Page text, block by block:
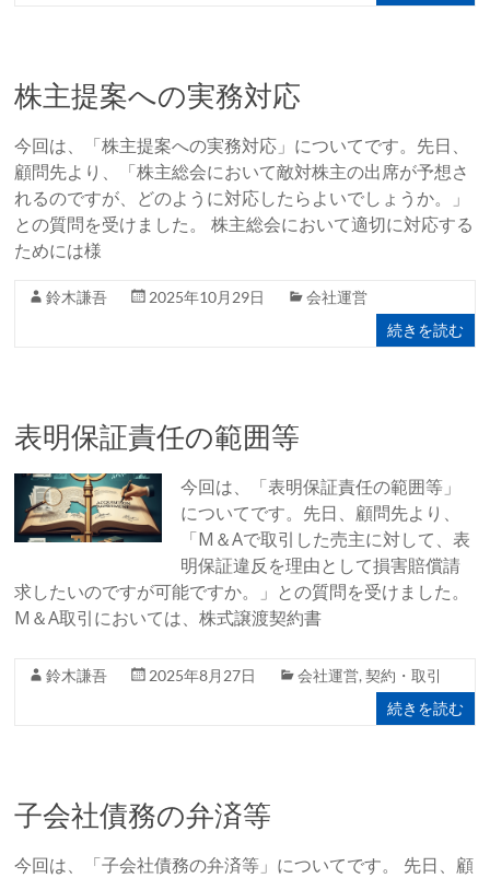
株主提案への実務対応
今回は、「株主提案への実務対応」についてです。先日、
顧問先より、「株主総会において敵対株主の出席が予想さ
れるのですが、どのように対応したらよいでしょうか。」
との質問を受けました。 株主総会において適切に対応する
ためには様
鈴木謙吾 2025年10月29日 会社運営
続きを読む
表明保証責任の範囲等
今回は、「表明保証責任の範囲等」
についてです。先日、顧問先より、
「M＆Aで取引した売主に対して、表
明保証違反を理由として損害賠償請
求したいのですが可能ですか。」との質問を受けました。
M＆A取引においては、株式譲渡契約書
鈴木謙吾 2025年8月27日 会社運営,契約・取引
続きを読む
子会社債務の弁済等
今回は、「子会社債務の弁済等」についてです。 先日、顧